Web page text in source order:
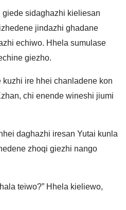
sidaghazhi kieliesan
jindazhi ghadane
echiwo. Hhela sumulase
giezho.
kuzhi ire hhei chanladene kon
chi enende wineshi jiumi
daghazhi iresan Yutai kunla
zhoqi giezhi nango
teiwo?” Hhela kieliewo,